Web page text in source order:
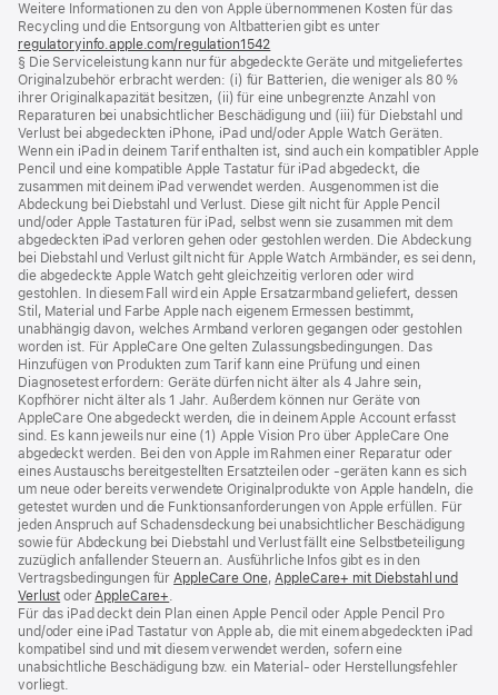
Weitere Informationen zu den von Apple übernommenen Kosten für das
Recycling und die Entsorgung von Altbatterien gibt es unter
regulatoryinfo.apple.com/regulation1542
ein
neues
Fenster)
§ Die Serviceleistung kann nur für abgedeckte Geräte und mitgeliefertes
Originalzubehör erbracht werden: (i) für Batterien, die weniger als 80 %
ihrer Originalkapazität besitzen, (ii) für eine unbegrenzte Anzahl von
Reparaturen bei unabsichtlicher Beschädigung und (iii) für Diebstahl und
Verlust bei abgedeckten iPhone, iPad und/oder Apple Watch Geräten.
Wenn ein iPad in deinem Tarif enthalten ist, sind auch ein kompatibler Apple
Pencil und eine kompatible Apple Tastatur für iPad abgedeckt, die
zusammen mit deinem iPad verwendet werden. Ausgenommen ist die
Abdeckung bei Diebstahl und Verlust. Diese gilt nicht für Apple Pencil
und/oder Apple Tastaturen für iPad, selbst wenn sie zusammen mit dem
abgedeckten iPad verloren gehen oder gestohlen werden. Die Abdeckung
bei Diebstahl und Verlust gilt nicht für Apple Watch Armbänder, es sei denn,
die abgedeckte Apple Watch geht gleichzeitig verloren oder wird
gestohlen. In diesem Fall wird ein Apple Ersatzarmband geliefert, dessen
Stil, Material und Farbe Apple nach eigenem Ermessen bestimmt,
unabhängig davon, welches Armband verloren gegangen oder gestohlen
worden ist. Für AppleCare One gelten Zulassungsbedingungen. Das
Hinzufügen von Produkten zum Tarif kann eine Prüfung und einen
Diagnosetest erfordern: Geräte dürfen nicht älter als 4 Jahre sein,
Kopfhörer nicht älter als 1 Jahr. Außerdem können nur Geräte von
AppleCare One abgedeckt werden, die in deinem Apple Account erfasst
sind. Es kann jeweils nur eine (1) Apple Vision Pro über AppleCare One
abgedeckt werden. Bei den von Apple im Rahmen einer Reparatur oder
eines Austauschs bereitgestellten Ersatzteilen oder ‑geräten kann es sich
um neue oder bereits verwendete Originalprodukte von Apple handeln, die
getestet wurden und die Funktions­anforderungen von Apple erfüllen. Für
jeden Anspruch auf Schadensdeckung bei unabsichtlicher Beschädigung
sowie für Abdeckung bei Diebstahl und Verlust fällt eine Selbstbeteiligung
zuzüglich anfallender Steuern an. Ausführliche Infos gibt es in den
Vertragsbedingungen fürAppleCare One(Öffnet
neues
Fenster)
,AppleCare+ mit Diebstahl und
Verlust (Öffnet
ein
neues
Fenster)
oderAppleCare+(Öffnet
ein
neues
Fenster)
.
Für das iPad deckt dein Plan einen Apple Pencil oder Apple Pencil Pro
und/oder eine iPad Tastatur von Apple ab, die mit einem abgedeckten iPad
kompatibel sind und mit diesem verwendet werden, sofern eine
unabsichtliche Beschädigung bzw. ein Material‑ oder Herstellungsfehler
vorliegt.